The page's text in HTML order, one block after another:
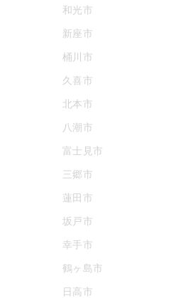
和光市
新座市
桶川市
久喜市
北本市
八潮市
富士見市
三郷市
蓮田市
坂戸市
幸手市
鶴ヶ島市
日高市